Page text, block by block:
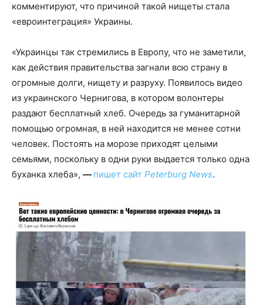
комментируют, что причиной такой нищеты стала
«евроинтеграция» Украины.
«Украинцы так стремились в Европу, что не заметили,
как действия правительства загнали всю страну в
огромные долги, нищету и разруху. Появилось видео
из украинского Чернигова, в котором волонтеры
раздают бесплатный хлеб. Очередь за гуманитарной
помощью огромная, в ней находится не менее сотни
человек. Постоять на морозе приходят целыми
семьями, поскольку в одни руки выдается только одна
буханка хлеба», — пишет сайт Peterburg News.